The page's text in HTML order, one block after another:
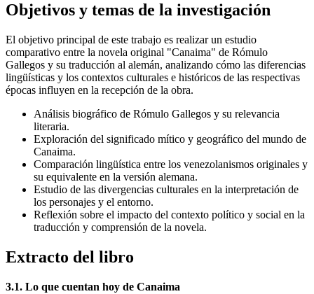
Objetivos y temas de la investigación
El objetivo principal de este trabajo es realizar un estudio
comparativo entre la novela original "Canaima" de Rómulo
Gallegos y su traducción al alemán, analizando cómo las diferencias
lingüísticas y los contextos culturales e históricos de las respectivas
épocas influyen en la recepción de la obra.
Análisis biográfico de Rómulo Gallegos y su relevancia
literaria.
Exploración del significado mítico y geográfico del mundo de
Canaima.
Comparación lingüística entre los venezolanismos originales y
su equivalente en la versión alemana.
Estudio de las divergencias culturales en la interpretación de
los personajes y el entorno.
Reflexión sobre el impacto del contexto político y social en la
traducción y comprensión de la novela.
Extracto del libro
3.1. Lo que cuentan hoy de Canaima